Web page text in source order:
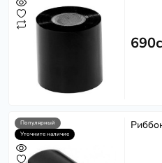
Популярный
Уточните наличие